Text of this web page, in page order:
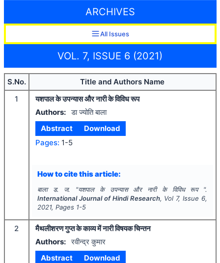
ARCHIVES
All Issues
VOL. 7, ISSUE 6 (2021)
S.No.
Title and Authors Name
1
यशपाल के उपन्यास और नारी के विविध रूप
Authors: डा ज्योति बाला
Abstract
Download
Pages: 1-5
How to cite this article:
बाला ड. ज. "यशपाल के उपन्यास और नारी के विविध रूप ".
International Journal of Hindi Research, Vol 7, Issue 6,
2021, Pages 1-5
2
मैथलीशरण गुप्त के काव्य में नारी विषयक चिन्तन
Authors: रवीन्द्र कुमार
Abstract
Download